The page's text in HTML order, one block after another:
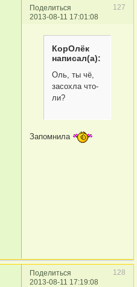
Поделиться
127
2013-08-11 17:01:08
КорОлёк
написал(а):
Оль, ты чё,
засохла что-
ли?
Запомнила
Поделиться
128
2013-08-11 17:19:08